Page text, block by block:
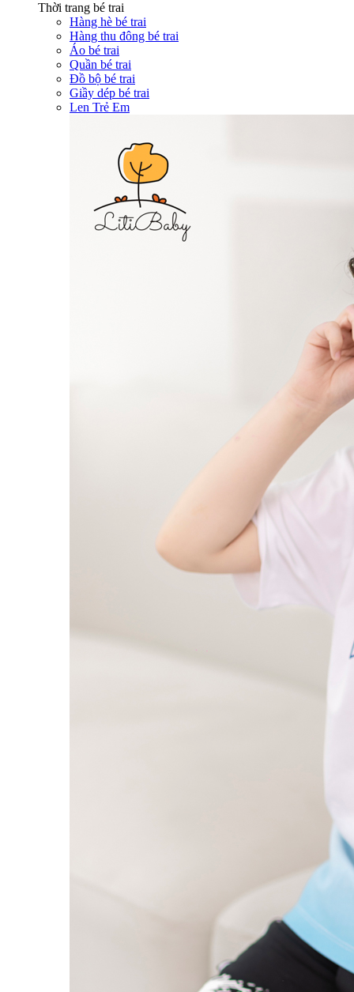
Thời trang bé trai
Hàng hè bé trai
Hàng thu đông bé trai
Áo bé trai
Quần bé trai
Đồ bộ bé trai
Giầy dép bé trai
Len Trẻ Em